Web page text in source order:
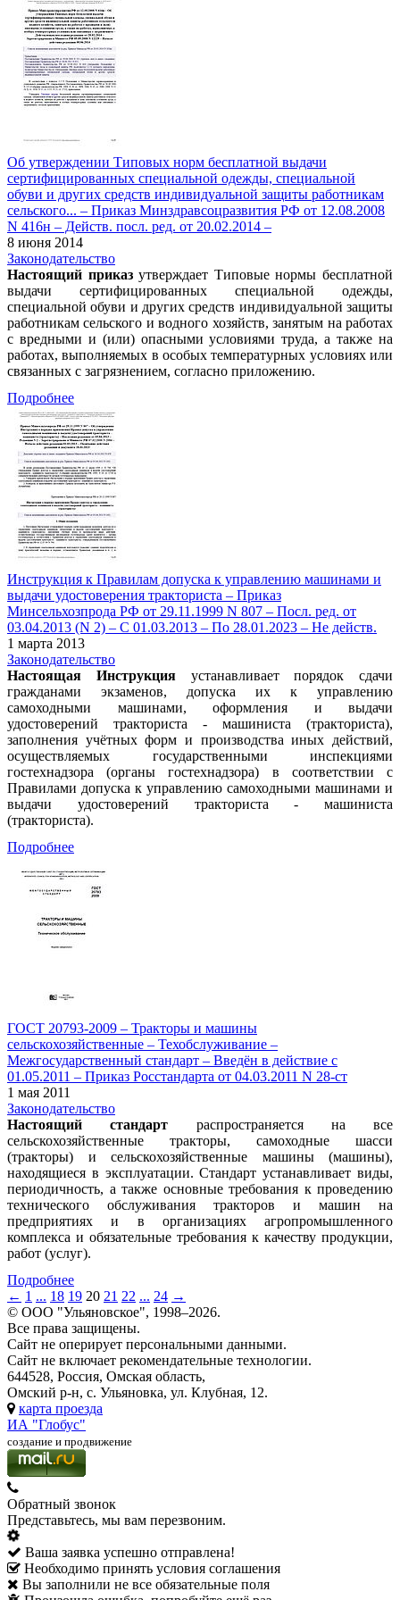
Об утверждении Типовых норм бесплатной выдачи
сертифицированных специальной одежды, специальной
обуви и других средств индивидуальной защиты работникам
сельского... – Приказ Минздравсоцразвития РФ от 12.08.2008
N 416н – Действ. посл. ред. от 20.02.2014 –
8 июня 2014
Законодательство
Настоящий приказутверждает Типовые нормы бесплатной
выдачи сертифицированных специальной одежды,
специальной обуви и других средств индивидуальной защиты
работникам сельского и водного хозяйств, занятым на работах
с вредными и (или) опасными условиями труда, а также на
работах, выполняемых в особых температурных условиях или
связанных с загрязнением, согласно приложению.
Подробнее
Инструкция к Правилам допуска к управлению машинами и
выдачи удостоверения тракториста – Приказ
Минсельхозпрода РФ от 29.11.1999 N 807 – Посл. ред. от
03.04.2013 (N 2) – С 01.03.2013 – По 28.01.2023 – Не действ.
1 марта 2013
Законодательство
Настоящая Инструкцияустанавливает порядок сдачи
гражданами экзаменов, допуска их к управлению
самоходными машинами, оформления и выдачи
удостоверений тракториста - машиниста (тракториста),
заполнения учётных форм и производства иных действий,
осуществляемых государственными инспекциями
гостехнадзора (органы гостехнадзора) в соответствии с
Правилами допуска к управлению самоходными машинами и
выдачи удостоверений тракториста - машиниста
(тракториста).
Подробнее
ГОСТ 20793-2009 – Тракторы и машины
сельскохозяйственные – Техобслуживание –
Межгосударственный стандарт – Введён в действие с
01.05.2011 – Приказ Росстандарта от 04.03.2011 N 28-ст
1 мая 2011
Законодательство
Настоящий стандарт распространяется на все
сельскохозяйственные тракторы, самоходные шасси
(тракторы) и сельскохозяйственные машины (машины),
находящиеся в эксплуатации. Стандарт устанавливает виды,
периодичность, а также основные требования к проведению
технического обслуживания тракторов и машин на
предприятиях и в организациях агропромышленного
комплекса и обязательные требования к качеству продукции,
работ (услуг).
Подробнее
← 1 ... 18 19 20 21 22 ... 24 →
© ООО "Ульяновское", 1998–2026.
Все права защищены.
Сайт не оперирует персональными данными.
Сайт не включает рекомендательные технологии.
644528, Россия, Омская область,
Омский р-н, с. Ульяновка, ул. Клубная, 12.
карта проезда
ИА "Глобус"
создание и продвижение
Обратный звонок
Представьтесь, мы вам перезвоним.
Ваша заявка успешно отправлена!
Необходимо принять условия соглашения
Вы заполнили не все обязательные поля